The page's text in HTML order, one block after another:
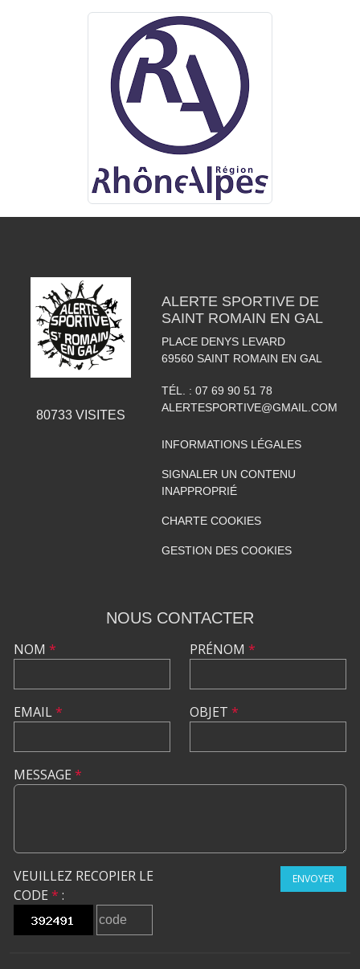
80733VISITES
ALERTE SPORTIVE DE
SAINT ROMAIN EN GAL
PLACE DENYS LEVARD
69560 SAINT ROMAIN EN GAL
TÉL. : 07 69 90 51 78
ALERTESPORTIVE@GMAIL.COM
INFORMATIONS LÉGALES
SIGNALER UN CONTENU
INAPPROPRIÉ
CHARTE COOKIES
GESTION DES COOKIES
NOUS CONTACTER
NOM *
EMAIL*
PRÉNOM *
OBJET *
MESSAGE *
VEUILLEZ RECOPIER LE
CODE * :
ENVOYER